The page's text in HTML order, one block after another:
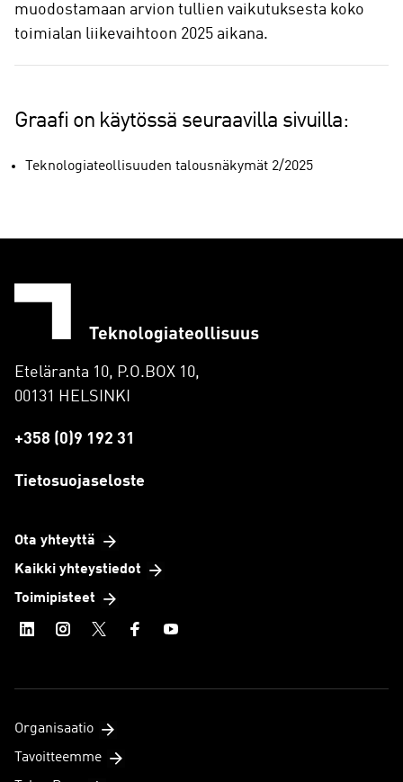
muodostamaan arvion tullien vaikutuksesta koko
toimialan liikevaihtoon 2025 aikana.
Graafi on käytössä seuraavilla sivuilla:
Teknologiateollisuuden talousnäkymät 2/2025
Eteläranta 10, P.O.BOX 10,
00131 HELSINKI
+358 (0)9 192 31
Tietosuojaseloste
Ota yhteyttä
Kaikki yhteystiedot
Toimipisteet
Organisaatio
Tavoitteemme